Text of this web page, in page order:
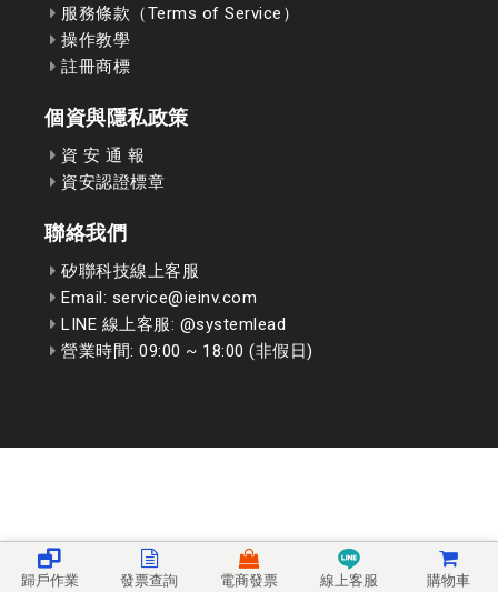
歸戶作業 發票查詢 電商發票 線上客服 購物車
服務條款（Terms of Service）
操作教學
註冊商標
個資與隱私政策
資 安 通 報
資安認證標章
聯絡我們
矽聯科技線上客服
Email: service@ieinv.com
LINE 線上客服: @systemlead
營業時間: 09:00 ~ 18:00 (非假日)